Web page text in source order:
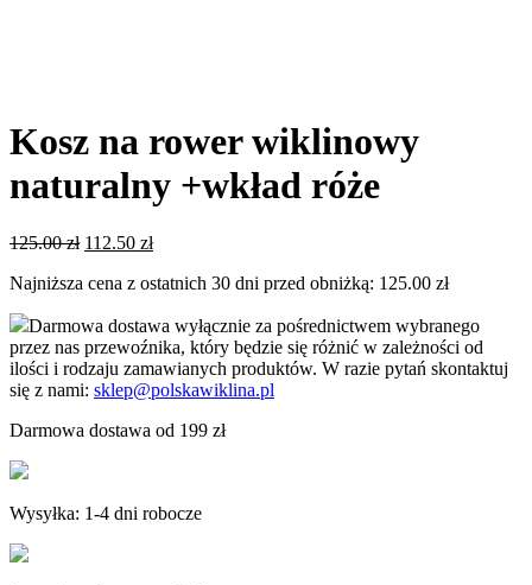
Kosz na rower wiklinowy
naturalny +wkład róże
125.00zł Pierwotna
wynosiła:
112.50 złAktualna
wynosi:
Najniższa cena z ostatnich 30 dni przed obniżką: 125.00 zł
Darmowa dostawa wyłącznie za pośrednictwem wybranego
przez nas przewoźnika, który będzie się różnić w zależności od
ilości i rodzaju zamawianych produktów. W razie pytań skontaktuj
się z nami: sklep@polskawiklina.pl
Darmowa dostawa od 199 zł
Wysyłka: 1-4 dni robocze